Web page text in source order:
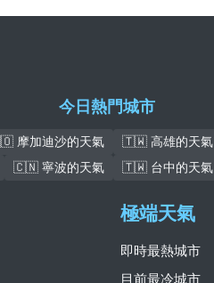
今日熱門城市
摩加迪沙的天氣 🇹🇼 高雄的天氣
🇨🇳 寧波的天氣 🇹🇼 台中的天氣
極端天氣
即時最熱城市
目前最冷城市